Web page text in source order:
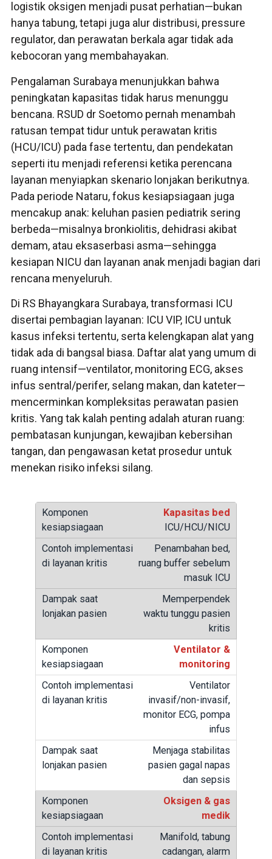
logistik oksigen menjadi pusat perhatian—bukan
hanya tabung, tetapi juga alur distribusi, pressure
regulator, dan perawatan berkala agar tidak ada
kebocoran yang membahayakan.
Pengalaman Surabaya menunjukkan bahwa
peningkatan kapasitas tidak harus menunggu
bencana. RSUD dr Soetomo pernah menambah
ratusan tempat tidur untuk perawatan kritis
(HCU/ICU) pada fase tertentu, dan pendekatan
seperti itu menjadi referensi ketika perencana
layanan menyiapkan skenario lonjakan berikutnya.
Pada periode Nataru, fokus kesiapsiagaan juga
mencakup anak: keluhan pasien pediatrik sering
berbeda—misalnya bronkiolitis, dehidrasi akibat
demam, atau eksaserbasi asma—sehingga
kesiapan NICU dan layanan anak menjadi bagian dari
rencana menyeluruh.
Di RS Bhayangkara Surabaya, transformasi ICU
disertai pembagian layanan: ICU VIP, ICU untuk
kasus infeksi tertentu, serta kelengkapan alat yang
tidak ada di bangsal biasa. Daftar alat yang umum di
ruang intensif—ventilator, monitoring ECG, akses
infus sentral/perifer, selang makan, dan kateter—
mencerminkan kompleksitas perawatan pasien
kritis. Yang tak kalah penting adalah aturan ruang:
pembatasan kunjungan, kewajiban kebersihan
tangan, dan pengawasan ketat prosedur untuk
menekan risiko infeksi silang.
Kapasitas bed
ICU/HCU/NICU
Penambahan bed,
ruang buffer sebelum
masuk ICU
Memperpendek
waktu tunggu pasien
kritis
Ventilator &
monitoring
Ventilator
invasif/non-invasif,
monitor ECG, pompa
infus
Menjaga stabilitas
pasien gagal napas
dan sepsis
Oksigen & gas
medik
Manifold, tabung
cadangan, alarm